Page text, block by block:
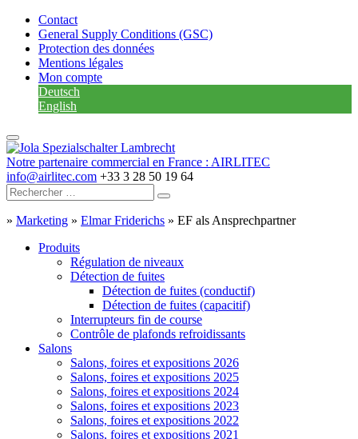
Contact
General Supply Conditions (GSC)
Protection des données
Mentions légales
Mon compte
Deutsch
English
Notre partenaire commercial en France : AIRLITEC
info@airlitec.com +33 3 28 50 19 64
» Marketing » Elmar Friderichs » EF als Ansprechpartner
Produits
Régulation de niveaux
Détection de fuites
Détection de fuites (conductif)
Détection de fuites (capacitif)
Interrupteurs fin de course
Contrôle de plafonds refroidissants
Salons
Salons, foires et expositions 2026
Salons, foires et expositions 2025
Salons, foires et expositions 2024
Salons, foires et expositions 2023
Salons, foires et expositions 2022
Salons, foires et expositions 2021